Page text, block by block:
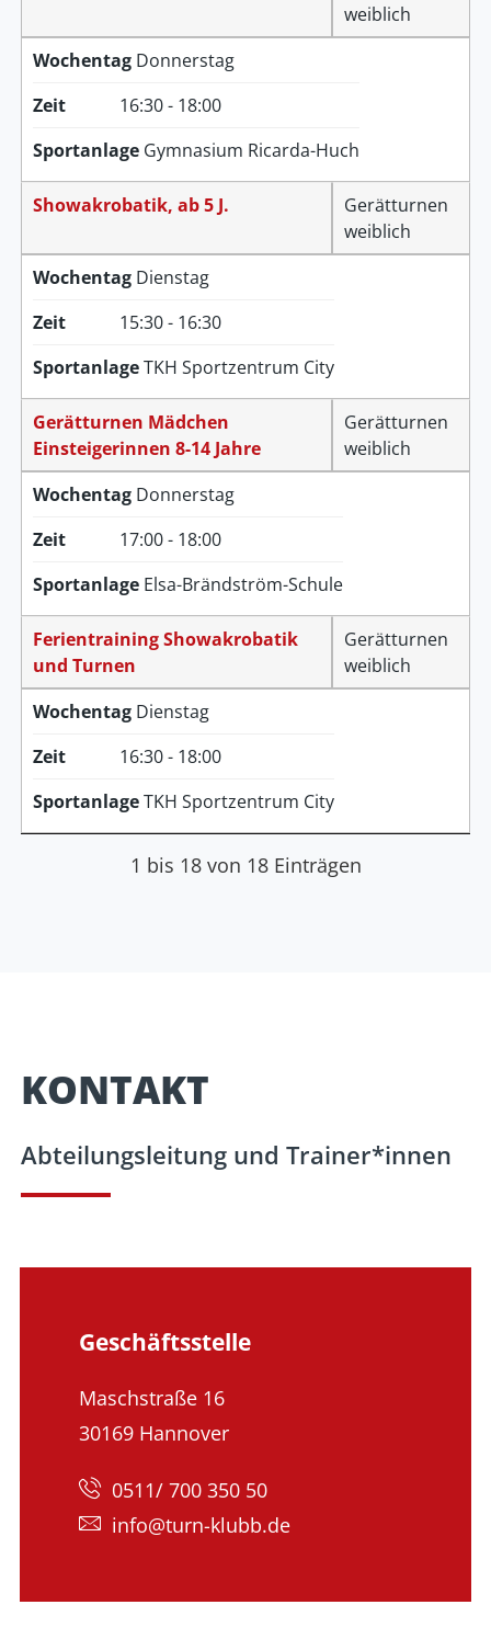
weiblich
Wochentag Donnerstag
Zeit
16:30 - 18:00
Sportanlage Gymnasium Ricarda-Huch
Showakrobatik, ab 5 J.
Gerätturnen
weiblich
Wochentag Dienstag
Zeit
15:30 - 16:30
SportanlageTKH Sportzentrum City
Gerätturnen Mädchen
Einsteigerinnen 8-14 Jahre
Gerätturnen
weiblich
Wochentag Donnerstag
Zeit
17:00 - 18:00
Sportanlage Elsa-Brändström-Schule
Ferientraining Showakrobatik
und Turnen
Gerätturnen
weiblich
Wochentag Dienstag
Zeit
16:30 - 18:00
SportanlageTKH Sportzentrum City
1 bis 18 von 18 Einträgen
KONTAKT​
Abteilungsleitung und Trainer*innen
Geschäftsstelle
Maschstraße 16
30169 Hannover
0511/ 700 350 50
info@turn-klubb.de